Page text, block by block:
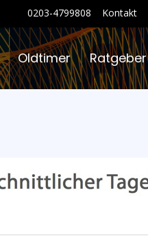
0203-4799808 Kontakt
Oldtimer Ratgeber